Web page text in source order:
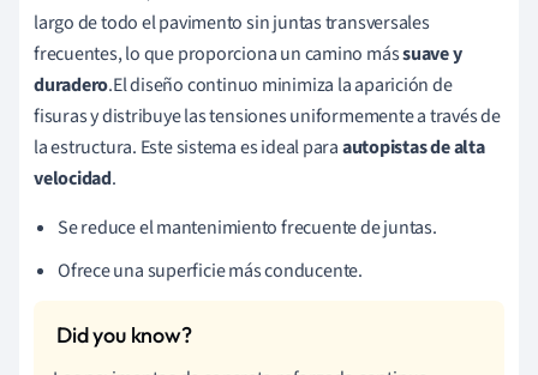
largo de todo el pavimento sin juntas transversales
frecuentes, lo que proporciona un camino mássuave y
duradero.El diseño continuo minimiza la aparición de
fisuras y distribuye las tensiones uniformemente a través de
la estructura. Este sistema es ideal paraautopistas de alta
velocidad.
Se reduce el mantenimiento frecuente de juntas.
Ofrece una superficie más conducente.